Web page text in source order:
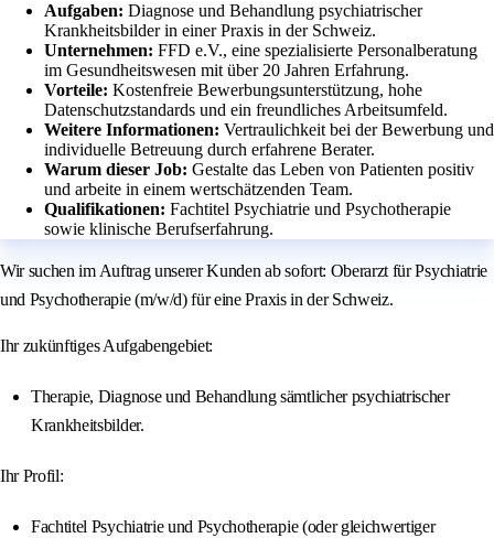
Aufgaben: Diagnose und Behandlung psychiatrischer
Krankheitsbilder in einer Praxis in der Schweiz.
Unternehmen: FFD e.V., eine spezialisierte Personalberatung
im Gesundheitswesen mit über 20 Jahren Erfahrung.
Vorteile: Kostenfreie Bewerbungsunterstützung, hohe
Datenschutzstandards und ein freundliches Arbeitsumfeld.
Weitere Informationen: Vertraulichkeit bei der Bewerbung und
individuelle Betreuung durch erfahrene Berater.
Warum dieser Job: Gestalte das Leben von Patienten positiv
und arbeite in einem wertschätzenden Team.
Qualifikationen: Fachtitel Psychiatrie und Psychotherapie
sowie klinische Berufserfahrung.
Wir suchen im Auftrag unserer Kunden ab sofort: Oberarzt für Psychiatrie
und Psychotherapie (m/w/d) für eine Praxis in der Schweiz.
Ihr zukünftiges Aufgabengebiet:
Therapie, Diagnose und Behandlung sämtlicher psychiatrischer
Krankheitsbilder.
Ihr Profil:
Fachtitel Psychiatrie und Psychotherapie (oder gleichwertiger